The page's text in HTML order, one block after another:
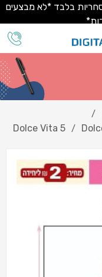
מסחריות בלבד *לא מבצעים
/
/
Dolce Vita 5